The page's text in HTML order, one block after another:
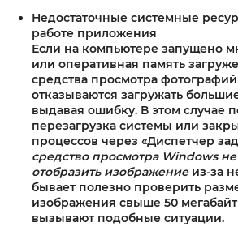
Недостаточные системные
работе приложения
Если на компьютере запущено
или оперативная память
средства просмотра
отказываются загружать
выдавая ошибку. В этом случае
перезагрузка системы или
процессов через «Диспетчер
средство просмотра Windows
отобразить изображениеиз-за
бывает полезно проверить
изображения свыше 50
вызывают подобные ситуации.